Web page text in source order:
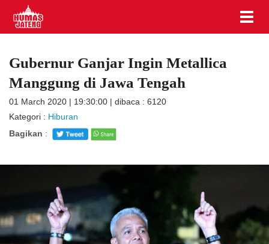
Gubernur Ganjar Ingin Metallica
Manggung di Jawa Tengah
01 March 2020 | 19:30:00 | dibaca : 6120
Kategori : Hiburan
Bagikan :